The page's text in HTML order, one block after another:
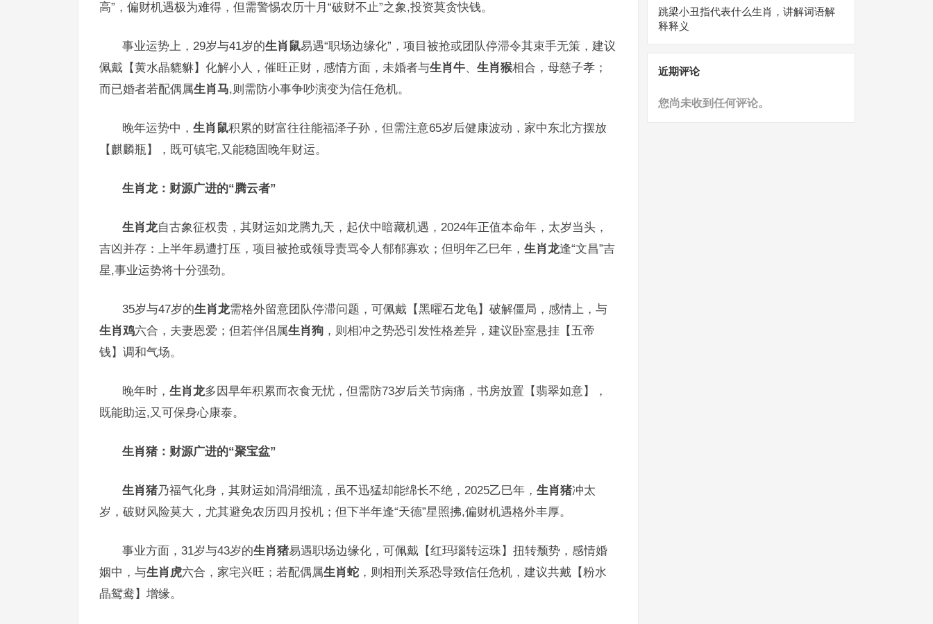
高”，偏财机遇极为难得，但需警惕农历十月“破财不止”之象,投资莫贪快钱。
事业运势上，29岁与41岁的生肖鼠易遇“职场边缘化”，项目被抢或团队停滞令其束手无策，建议
佩戴【黄水晶貔貅】化解小人，催旺正财，感情方面，未婚者与生肖牛、 生肖猴相合，母慈子孝；
而已婚者若配偶属生肖马,则需防小事争吵演变为信任危机。
晚年运势中， 生肖鼠积累的财富往往能福泽子孙，但需注意65岁后健康波动，家中东北方摆放
【麒麟瓶】，既可镇宅,又能稳固晚年财运。
生肖龙：财源广进的“腾云者”
生肖龙自古象征权贵，其财运如龙腾九天，起伏中暗藏机遇，2024年正值本命年，太岁当头，
吉凶并存：上半年易遭打压，项目被抢或领导责骂令人郁郁寡欢；但明年乙巳年， 生肖龙逢“文昌”吉
星,事业运势将十分强劲。
35岁与47岁的生肖龙需格外留意团队停滞问题，可佩戴【黑曜石龙龟】破解僵局，感情上，与
生肖鸡六合，夫妻恩爱；但若伴侣属生肖狗 ，则相冲之势恐引发性格差异，建议卧室悬挂【五帝
钱】调和气场。
晚年时， 生肖龙多因早年积累而衣食无忧，但需防73岁后关节病痛，书房放置【翡翠如意】，
既能助运,又可保身心康泰。
生肖猪：财源广进的“聚宝盆”
生肖猪乃福气化身，其财运如涓涓细流，虽不迅猛却能绵长不绝，2025乙巳年， 生肖猪冲太
岁，破财风险莫大，尤其避免农历四月投机；但下半年逢“天德”星照拂,偏财机遇格外丰厚。
事业方面，31岁与43岁的生肖猪易遇职场边缘化，可佩戴【红玛瑙转运珠】扭转颓势，感情婚
姻中，与生肖虎六合，家宅兴旺；若配偶属生肖蛇 ，则相刑关系恐导致信任危机，建议共戴【粉水
晶鸳鸯】增缘。
跳梁小丑指代表什么生肖，讲解词语解
释释义
近期评论
您尚未收到任何评论。